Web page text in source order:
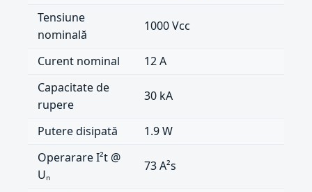
Tensiune
nominală
1000 Vcc
Curent nominal
12 A
Capacitate de
rupere
30 kA
Putere disipată
1.9 W
Operarare I²t @
Uₙ
73 A²s